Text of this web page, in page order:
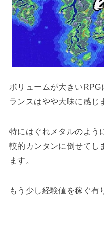
ボリュームが大きい
ランスはやや大味に感じ
特にはぐれメタルのよう
較的カンタンに倒せてし
ます。
もう少し経験値を稼ぐ有